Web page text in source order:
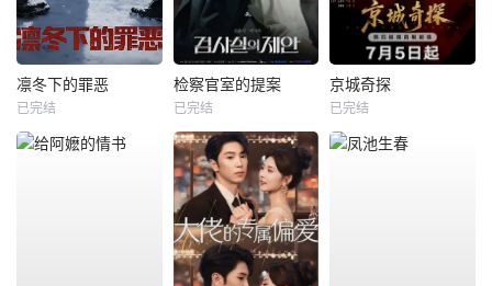
凛冬下的罪恶
已完结
检察官室的提案
已完结
京城奇探
已完结